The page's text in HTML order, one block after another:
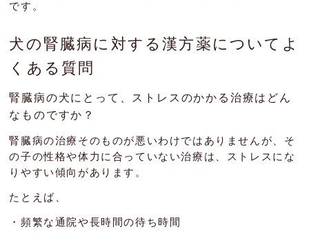
です。
犬の腎臓病に対する漢方薬についてよ
くある質問
腎臓病の犬にとって、ストレスのかかる治療はどん
なものですか？
腎臓病の治療そのものが悪いわけではありませんが、そ
の子の性格や体力に合っていない治療は、ストレスにな
りやすい傾向があります。
たとえば、
・頻繁な通院や長時間の待ち時間